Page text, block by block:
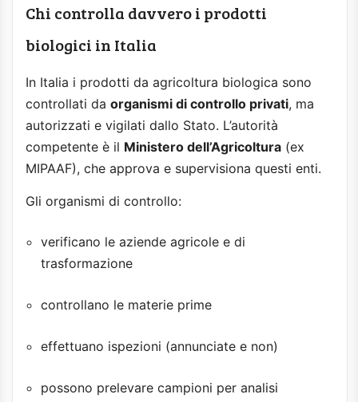
Chi controlla davvero i prodotti
biologici in Italia
In Italia i prodotti da agricoltura biologica sono
controllati da organismi di controllo privati, ma
autorizzati e vigilati dallo Stato. L’autorità
competente è il Ministero dell’Agricoltura (ex
MIPAAF), che approva e supervisiona questi enti.
Gli organismi di controllo:
verificano le aziende agricole e di
trasformazione
controllano le materie prime
effettuano ispezioni (annunciate e non)
possono prelevare campioni per analisi